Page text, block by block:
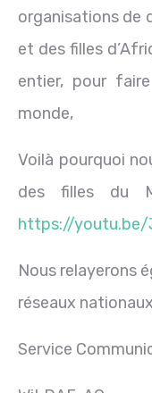
organisations de
et des filles
entier, pour
monde,
Voilà pourquoi
des filles du
https://youtu.be/
Nous relayerons
réseaux
Service